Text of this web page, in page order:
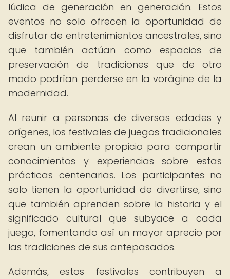
lúdica de generación en generación. Estos
eventos no solo ofrecen la oportunidad de
disfrutar de entretenimientos ancestrales, sino
que también actúan como espacios de
preservación de tradiciones que de otro
modo podrían perderse en la vorágine de la
modernidad.
Al reunir a personas de diversas edades y
orígenes, los festivales de juegos tradicionales
crean un ambiente propicio para compartir
conocimientos y experiencias sobre estas
prácticas centenarias. Los participantes no
solo tienen la oportunidad de divertirse, sino
que también aprenden sobre la historia y el
significado cultural que subyace a cada
juego, fomentando así un mayor aprecio por
las tradiciones de sus antepasados.
Además, estos festivales contribuyen a